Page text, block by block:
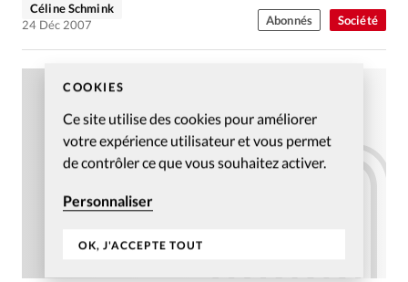
COOKIES
Ce site utilise des cookies pour améliorer
votre expérience utilisateur et vous permet
de contrôler ce que vous souhaitez activer.
Personnaliser
OK, J'ACCEPTE TOUT
Société
Céline Schmink
24 Déc 2007
Abonnés